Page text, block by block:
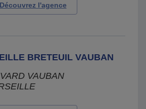
Découvrez l'agence
BRETEUIL VAUBAN
VAUBAN